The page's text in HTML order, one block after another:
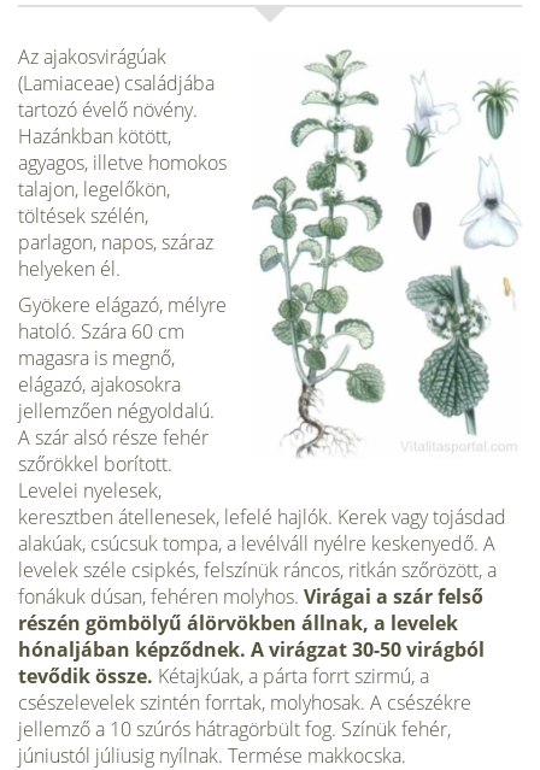
Az ajakosvirágúak
(Lamiaceae) családjába
tartozó évelő növény.
Hazánkban kötött,
agyagos, illetve homokos
talajon, legelőkön,
töltések szélén,
parlagon, napos, száraz
helyeken él.
Gyökere elágazó, mélyre
hatoló. Szára 60 cm
magasra is megnő,
elágazó, ajakosokra
jellemzően négyoldalú.
A szár alsó része fehér
szőrökkel borított.
Levelei nyelesek,
keresztben átellenesek, lefelé hajlók. Kerek vagy tojásdad
alakúak, csúcsuk tompa, a levélváll nyélre keskenyedő. A
levelek széle csipkés, felszínük ráncos, ritkán szőrözött, a
fonákuk dúsan, fehéren molyhos. Virágai a szár felső
részén gömbölyű álörvökben állnak, a levelek
hónaljában képződnek. A virágzat 30-50 virágból
tevődik össze. Kétajkúak, a párta forrt szirmú, a
csészelevelek szintén forrtak, molyhosak. A csészékre
jellemző a 10 szúrós hátragörbült fog. Színük fehér,
júniustól júliusig nyílnak. Termése makkocska.